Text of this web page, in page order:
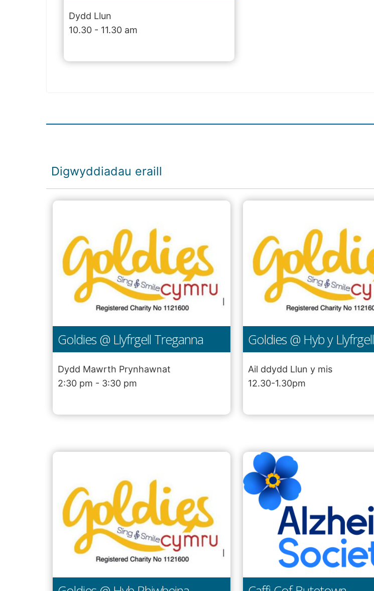
Dydd Llun
10.30 - 11.30 am
Digwyddiadau eraill
Goldies @ Llyfrgell Treganna
Dydd Mawrth Prynhawnat
2:30 pm - 3:30 pm
Goldies @ Hyb y Llyfrgell
Ail ddydd Llun y mis
12.30-1.30pm